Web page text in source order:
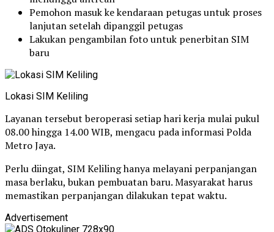
Pemohon masuk ke kendaraan petugas untuk proses
lanjutan setelah dipanggil petugas
Lakukan pengambilan foto untuk penerbitan SIM
baru
Lokasi SIM Keliling
Layanan tersebut beroperasi setiap hari kerja mulai pukul
08.00 hingga 14.00 WIB, mengacu pada informasi Polda
Metro Jaya.
Perlu diingat, SIM Keliling hanya melayani perpanjangan
masa berlaku, bukan pembuatan baru. Masyarakat harus
memastikan perpanjangan dilakukan tepat waktu.
Advertisement